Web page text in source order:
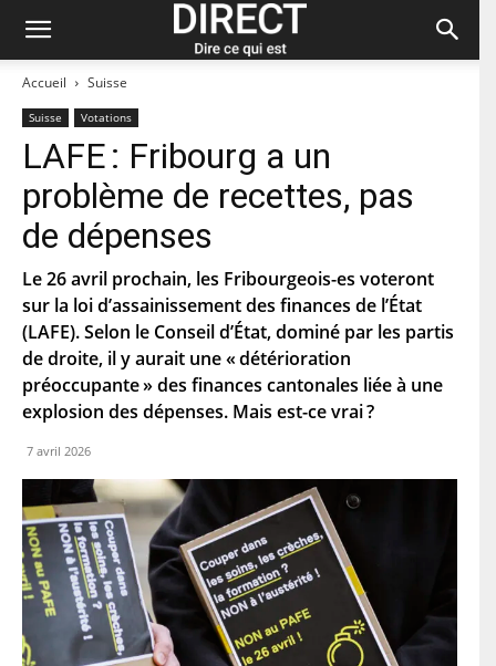
Accueil Suisse
Suisse Votations
LAFE : Fribourg a un
problème de recettes, pas
de dépenses
Le 26 avril prochain, les Fribourgeois-es voteront
sur la loi d’assainissement des finances de l’État
(LAFE). Selon le Conseil d’État, dominé par les partis
de droite, il y aurait une « détérioration
préoccupante » des finances cantonales liée à une
explosion des dépenses. Mais est-ce vrai ?
7 avril 2026
Restez à jour et abonnez-vous à notre
newsletter « direct ».
r
é
n
o
m
o
m
e
f
m
i
l
e
C
u
r
l
*
C
d
e
p
o
s
a
En t'inscrivant à la newsletter, tu acceptes que le PS te tienne
au courant de l'actualité. Pour en savoir plus, cliquez
S'ABONNER